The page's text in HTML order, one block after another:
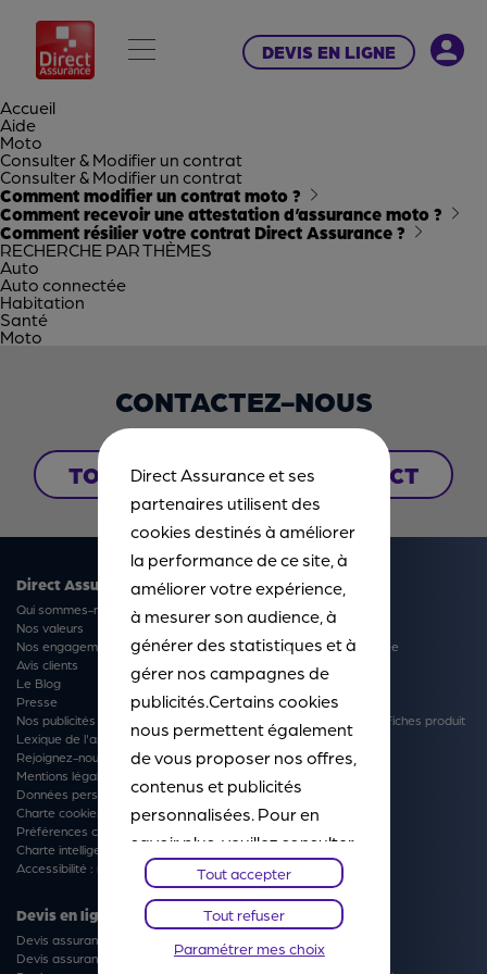
DEVIS EN LIGNE
Accueil
Aide
Moto
Consulter & Modifier un contrat
Consulter & Modifier un contrat
Comment modifier un contrat moto ?
Comment recevoir une attestation d’assurance moto ?
Comment résilier votre contrat Direct Assurance ?
RECHERCHE PARTHÈMES
Auto
Auto connectée
Habitation
Santé
Moto
CONTACTEZ-NOUS
TOUS NOS POINTS DE CONTACT
Direct Assurance
Qui sommes-nous ?
Nos valeurs
Nos engagements
Avis clients
Le Blog
Presse
Nos publicités
Lexique de l'assurance
Rejoignez-nous
Mentions légales
Données personnelles
Charte cookies
Préférences cookies
Charte intelligence artificielle
Accessibilité : non-conforme
Produits
Nos offres du moment
Assurance Auto
Assurance Auto connectée
Assurance Habitation
Assurance Moto
Complémentaire Santé
Conditions Générales et Fiches produit
Devis en ligne
Devis assurance Auto
Devis assurance Auto connectée
Services
Sinistres
Direct Assurance et ses
partenaires utilisent des
cookies destinés à améliorer
la performance de ce site, à
améliorer votre expérience,
à mesurer son audience, à
générer des statistiques et à
gérer nos campagnes de
publicités.Certains cookies
nous permettent également
de vous proposer nos offres,
contenus et publicités
personnalisées. Pour en
savoir plus, veuillez consulter
notre
Chartes Cookies
. Vous
pourrez à tout moment
paramétrer vos choix et
refuser certains cookies.
Tout accepter
Tout refuser
Paramétrer mes choix